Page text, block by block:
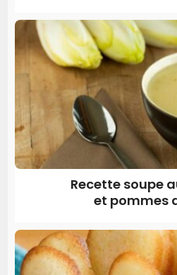
Recette soupe
et pommes